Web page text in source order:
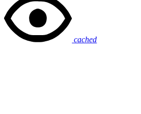
cached